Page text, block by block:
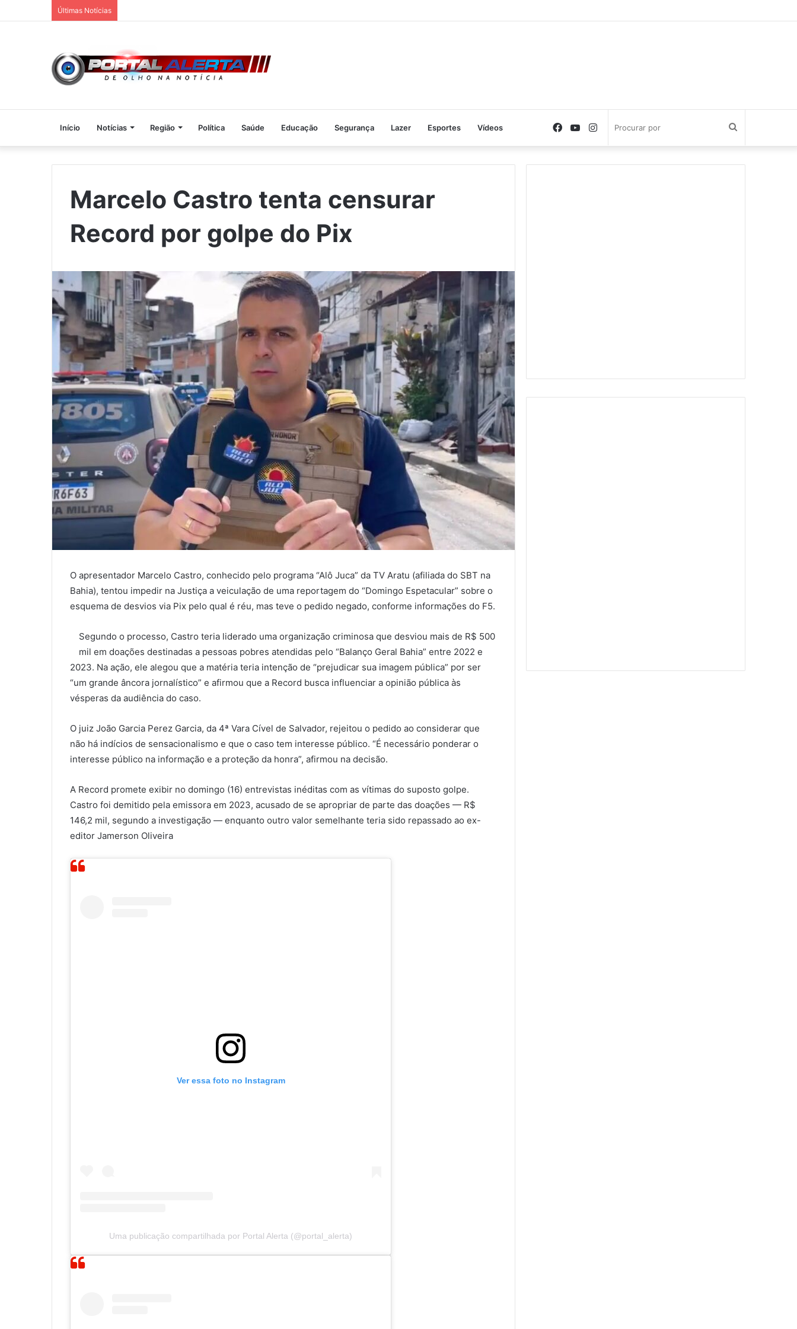
Últimas Notícias
Início Notícias Região Política Saúde Educação Segurança Lazer Esportes Vídeos
por
Instagram
YouTube
Facebook
Marcelo Castro tenta censurar
Record por golpe do Pix
O apresentador Marcelo Castro, conhecido pelo programa “Alô Juca” da TV Aratu (afiliada do SBT na
Bahia), tentou impedir na Justiça a veiculação de uma reportagem do “Domingo Espetacular” sobre o
esquema de desvios via Pix pelo qual é réu, mas teve o pedido negado, conforme informações do F5.
Segundo o processo, Castro teria liderado uma organização criminosa que desviou mais de R$ 500
mil em doações destinadas a pessoas pobres atendidas pelo “Balanço Geral Bahia” entre 2022 e
2023. Na ação, ele alegou que a matéria teria intenção de “prejudicar sua imagem pública” por ser
“um grande âncora jornalístico” e afirmou que a Record busca influenciar a opinião pública às
vésperas da audiência do caso.
O juiz João Garcia Perez Garcia, da 4ª Vara Cível de Salvador, rejeitou o pedido ao considerar que
não há indícios de sensacionalismo e que o caso tem interesse público. “É necessário ponderar o
interesse público na informação e a proteção da honra”, afirmou na decisão.
A Record promete exibir no domingo (16) entrevistas inéditas com as vítimas do suposto golpe.
Castro foi demitido pela emissora em 2023, acusado de se apropriar de parte das doações — R$
146,2 mil, segundo a investigação — enquanto outro valor semelhante teria sido repassado ao ex-
editor Jamerson Oliveira
Ver essa foto no Instagram
Uma publicação compartilhada por Portal Alerta (@portal_alerta)